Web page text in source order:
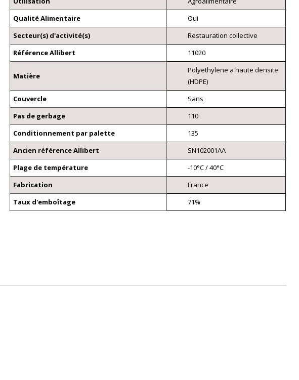
Qualité Alimentaire
Oui
Secteur(s) d'activité(s)
Restauration collective
Référence Allibert
11020
Matière
Polyethylene a haute densite
(HDPE)
Couvercle
Sans
Pas de gerbage
110
Conditionnement par palette
135
Ancien référence Allibert
SN102001AA
Plage de température
-10°C / 40°C
Fabrication
France
Taux d'emboîtage
71%